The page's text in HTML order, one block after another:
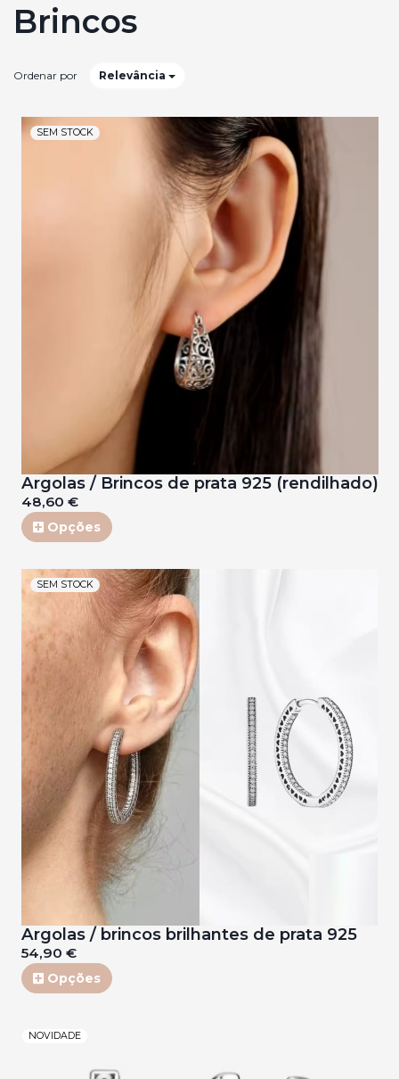
Brincos
Ordenar por Relevância
SEM STOCK
Argolas / Brincos de prata 925 (rendilhado)
48,60 €
Opções
SEM STOCK
Argolas / brincos brilhantes de prata 925
54,90 €
Opções
NOVIDADE